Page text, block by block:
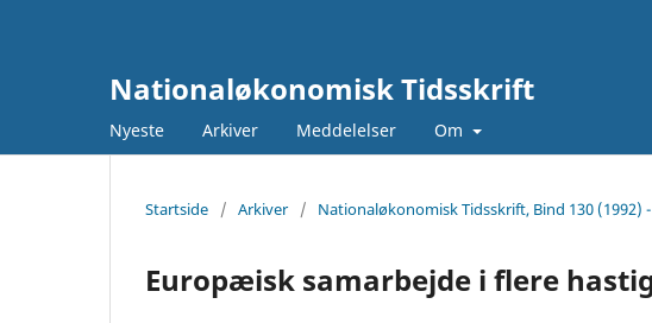
Nationaløkonomisk Tidsskrift
Nyeste Arkiver Meddelelser Om
Startside / Arkiver / Nationaløkonomisk Tidsskrift, Bind 130 (1992)
Europæisk samarbejde i flere